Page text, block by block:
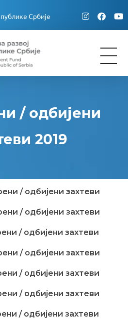
Србије
/ одбијени
2019
/ одбијени захтеви
/ одбијени захтеви
/ одбијени захтеви
/ одбијени захтеви
/ одбијени захтеви
/ одбијени захтеви
/ одбијени захтеви